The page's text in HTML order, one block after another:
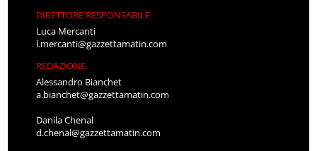
DIRETTORE RESPONSABILE
Luca Mercanti
l.mercanti@gazzettamatin.com
REDAZIONE
Alessandro Bianchet
a.bianchet@gazzettamatin.com
Danila Chenal
d.chenal@gazzettamatin.com